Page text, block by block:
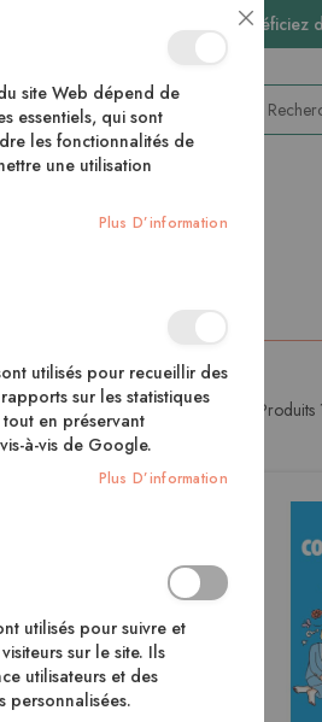
🚚
Produits
Close
Cookie
site Web dépend de
essentiels, qui sont
les fonctionnalités de
une utilisation
Plus D’information
utilisés pour recueillir des
sur les statistiques
en préservant
à-vis de Google.
Plus D’information
utilisés pour suivre et
sur le site. Ils
utilisateurs et des
personnalisées.